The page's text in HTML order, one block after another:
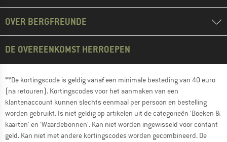
OVER BERGFREUNDE
DE OVEREENKOMST HERROEPEN
**De kortingscode is geldig vanaf een minimale besteding van 40 euro
(na retouren). Kortingscodes voor het aanmaken van een
klantenaccount kunnen slechts eenmaal per persoon en bestelling
worden gebruikt. Is niet geldig op artikelen uit de categorieën 'Boeken &
kaarten' en 'Waardebonnen'. Kan niet worden ingewisseld voor contant
geld. Kan niet met andere kortingscodes worden gecombineerd. De